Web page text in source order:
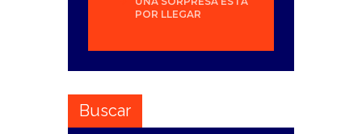
POR LLEGAR
Buscar